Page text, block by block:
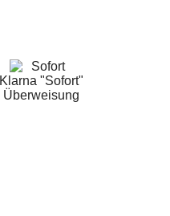
Klarna "Sofort"
Überweisung